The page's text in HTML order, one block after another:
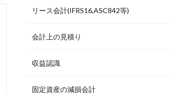
リース会計(IFRS16,ASC842等)
会計上の見積り
収益認識
固定資産の減損会計